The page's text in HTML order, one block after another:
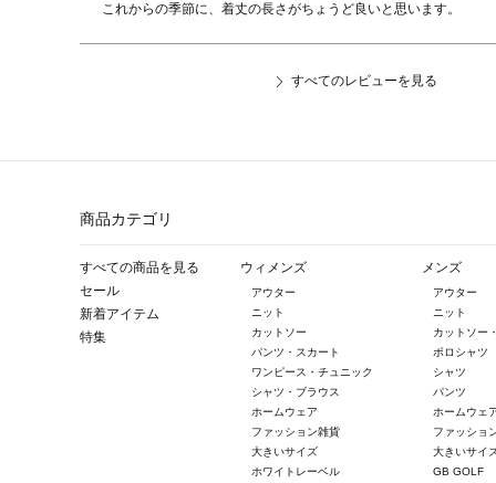
これからの季節に、着丈の長さがちょうど良いと思います。
すべてのレビューを見る
商品カテゴリ
すべての商品を見る
セール
新着アイテム
特集
ウィメンズ
アウター
ニット
カットソー
パンツ・スカート
ワンピース・チュニック
シャツ・ブラウス
ホームウェア
ファッション雑貨
大きいサイズ
ホワイトレーベル
メンズ
アウター
ニット
カットソー
ポロシャツ
シャツ
パンツ
ホームウェ
ファッショ
大きいサイ
GB GOLF